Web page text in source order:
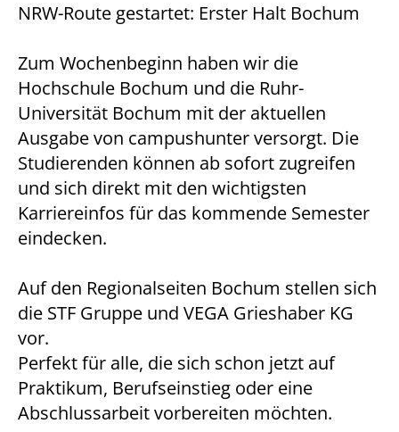
NRW-Route gestartet: Erster Halt Bochum
Zum Wochenbeginn haben wir die
Hochschule Bochum und die Ruhr-
Universität Bochum mit der aktuellen
Ausgabe von campushunter versorgt. Die
Studierenden können ab sofort zugreifen
und sich direkt mit den wichtigsten
Karriereinfos für das kommende Semester
eindecken.
Auf den Regionalseiten Bochum stellen sich
die STF Gruppe und VEGA Grieshaber KG
vor.
Perfekt für alle, die sich schon jetzt auf
Praktikum, Berufseinstieg oder eine
Abschlussarbeit vorbereiten möchten.